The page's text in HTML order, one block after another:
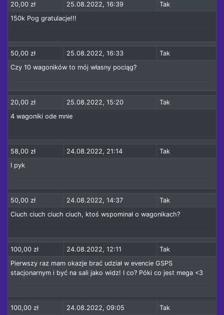
20,00 zł 25.08.2022, 16:39
Tak
150k Pog gratulacje!!!
50,00 zł 25.08.2022, 16:33
Tak
Czy 10 wagoników to mój własny pociąg?
20,00 zł 25.08.2022, 15:20
Tak
4 wagoniki ode mnie
58,00 zł 24.08.2022, 21:14
Tak
I pyk
50,00 zł 24.08.2022, 14:37
Tak
Ciuch ciuch ciuch ciuch, ktoś wspominał o wagonikach?
100,00 zł 24.08.2022, 12:11
Tak
Pierwszy raz mam okazje brać udział w evencie GSPS
stacjonarnym i być na sali jako widz! I co? Póki co jest mega <3
100,00 zł 24.08.2022, 09:05
Tak